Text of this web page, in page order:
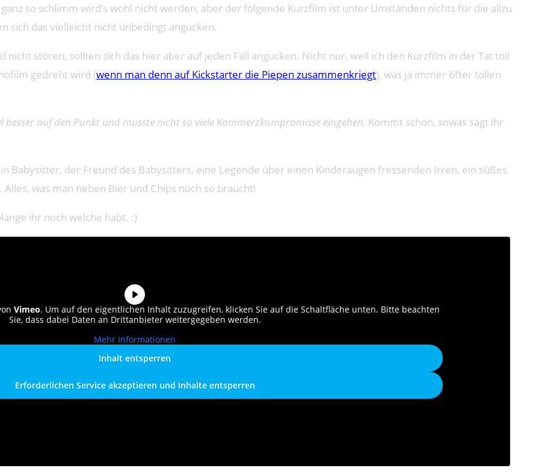
so schlimm wird’s wohl nicht werden, aber der folgende Kurzfilm ist unter Umständen nichts für die allzu
sich das vielleicht nicht unbedingt angucken.
stören, sollten sich das hier aber auf jeden Fall angucken. Nicht nur, weil ich den Kurzfilm in der Tat toll
gedreht wird (wenn man denn auf Kickstarter die Piepen zusammenkriegt), was ja immer öfter tollen
auf den Punkt und musste nicht so viele Kommerzkompromisse eingehen. Kommt schon, sowas sagt ihr
Babysitter, der Freund des Babysitters, eine Legende über einen Kinderaugen fressenden Irren, ein süßes
was man neben Bier und Chips noch so braucht!
ihr noch welche habt. :)
Vimeo. Um auf den eigentlichen Inhalt zuzugreifen, klicken Sie auf die Schaltfläche unten. Bitte beachten
Sie, dass dabei Daten an Drittanbieter weitergegeben werden.
Mehr Informationen
Inhalt entsperren
Erforderlichen Service akzeptieren und Inhalte entsperren